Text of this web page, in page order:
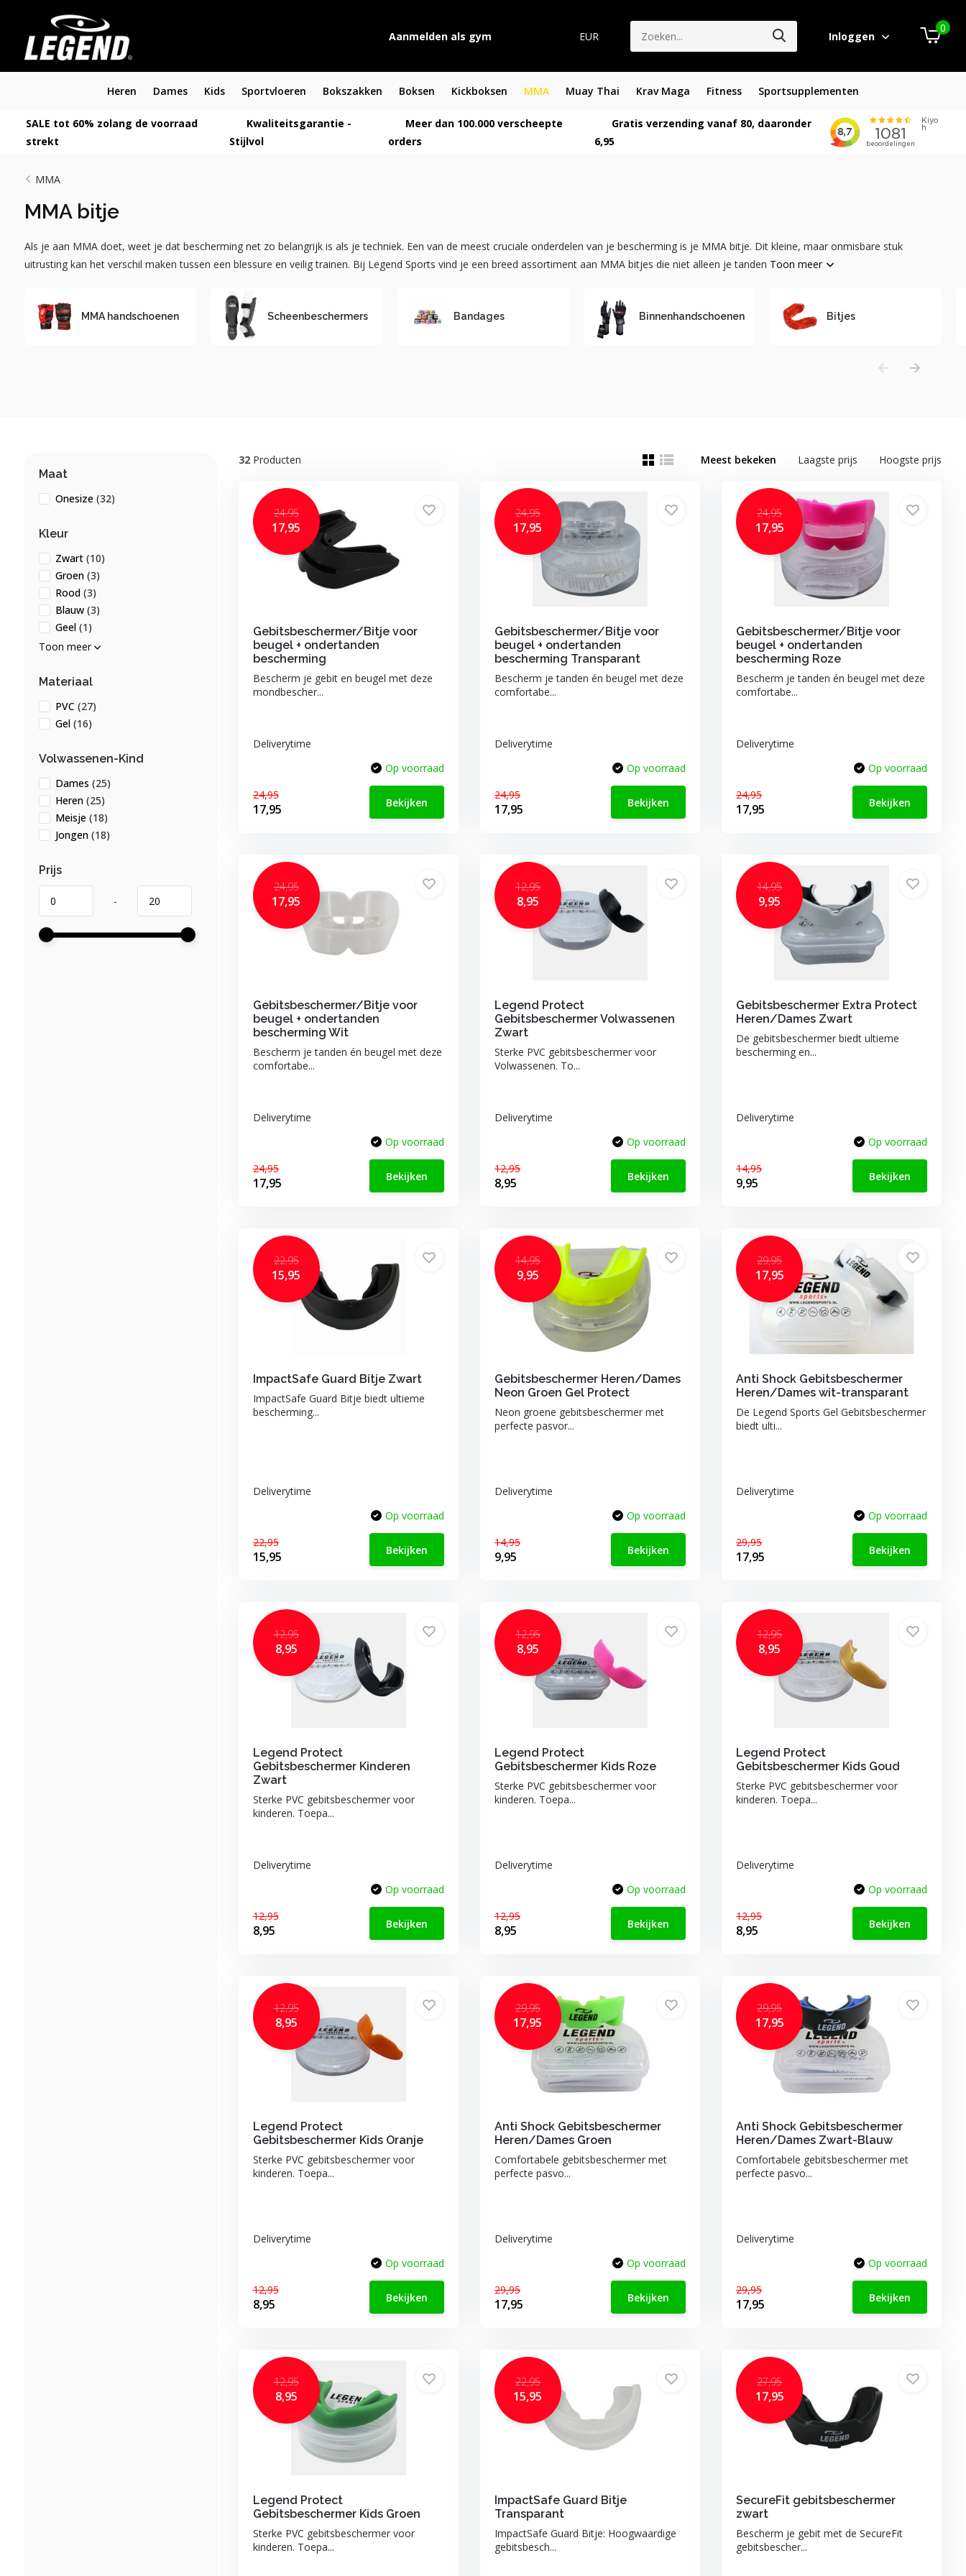
Aanmelden als gym EUR Inloggen
0
Heren Dames Kids Sportvloeren Bokszakken Boksen Kickboksen MMA Muay Thai Krav Maga Fitness Sportsupplementen
SALE tot 60% zolang de voorraad
strekt
Kwaliteitsgarantie -
Stijlvol
Meer dan 100.000 verscheepte
orders
Gratis verzending vanaf 80, daaronder
6,95
MMA
MMA bitje
Als je aan MMA doet, weet je dat bescherming net zo belangrijk is als je techniek. Een van de meest cruciale onderdelen van je bescherming is je MMA bitje. Dit kleine, maar onmisbare stuk
uitrusting kan het verschil maken tussen een blessure en veilig trainen. Bij Legend Sports vind je een breed assortiment aan MMA bitjes die niet alleen je tanden Toon meer
MMA handschoenen Scheenbeschermers Bandages Binnenhandschoenen Bitjes
Maat
Onesize (32)
Kleur
Zwart (10)
Groen (3)
Rood (3)
Blauw (3)
Geel (1)
Toon meer
Materiaal
PVC (27)
Gel (16)
Volwassenen-Kind
Dames (25)
Heren (25)
Meisje (18)
Jongen (18)
Prijs
-
32Producten Meest bekeken Laagste prijs Hoogste prijs
24,95
17,95
Gebitsbeschermer/Bitje voor
beugel + ondertanden
bescherming
Bescherm je gebit en beugel met deze
mondbescher...
Deliverytime
Op voorraad
24,95
17,95 Bekijken
24,95
17,95
Gebitsbeschermer/Bitje voor
beugel + ondertanden
bescherming Transparant
Bescherm je tanden én beugel met deze
comfortabe...
Deliverytime
Op voorraad
24,95
17,95 Bekijken
24,95
17,95
Gebitsbeschermer/Bitje voor
beugel + ondertanden
bescherming Roze
Bescherm je tanden én beugel met deze
comfortabe...
Deliverytime
Op voorraad
24,95
17,95 Bekijken
24,95
17,95
Gebitsbeschermer/Bitje voor
beugel + ondertanden
bescherming Wit
Bescherm je tanden én beugel met deze
comfortabe...
Deliverytime
Op voorraad
24,95
17,95 Bekijken
12,95
8,95
Legend Protect
Gebitsbeschermer Volwassenen
Zwart
Sterke PVC gebitsbeschermer voor
Volwassenen. To...
Deliverytime
Op voorraad
12,95
8,95 Bekijken
14,95
9,95
Gebitsbeschermer Extra Protect
Heren/Dames Zwart
De gebitsbeschermer biedt ultieme
bescherming en...
Deliverytime
Op voorraad
14,95
9,95 Bekijken
22,95
15,95
ImpactSafe Guard Bitje Zwart
ImpactSafe Guard Bitje biedt ultieme
bescherming...
Deliverytime
Op voorraad
22,95
15,95 Bekijken
14,95
9,95
Gebitsbeschermer Heren/Dames
Neon Groen Gel Protect
Neon groene gebitsbeschermer met
perfecte pasvor...
Deliverytime
Op voorraad
14,95
9,95 Bekijken
29,95
17,95
Anti Shock Gebitsbeschermer
Heren/Dames wit-transparant
De Legend Sports Gel Gebitsbeschermer
biedt ulti...
Deliverytime
Op voorraad
29,95
17,95 Bekijken
12,95
8,95
Legend Protect
Gebitsbeschermer Kinderen
Zwart
Sterke PVC gebitsbeschermer voor
kinderen. Toepa...
Deliverytime
Op voorraad
12,95
8,95 Bekijken
12,95
8,95
Legend Protect
Gebitsbeschermer Kids Roze
Sterke PVC gebitsbeschermer voor
kinderen. Toepa...
Deliverytime
Op voorraad
12,95
8,95 Bekijken
12,95
8,95
Legend Protect
Gebitsbeschermer Kids Goud
Sterke PVC gebitsbeschermer voor
kinderen. Toepa...
Deliverytime
Op voorraad
12,95
8,95 Bekijken
12,95
8,95
Legend Protect
Gebitsbeschermer Kids Oranje
Sterke PVC gebitsbeschermer voor
kinderen. Toepa...
Deliverytime
Op voorraad
12,95
8,95 Bekijken
29,95
17,95
Anti Shock Gebitsbeschermer
Heren/Dames Groen
Comfortabele gebitsbeschermer met
perfecte pasvo...
Deliverytime
Op voorraad
29,95
17,95 Bekijken
29,95
17,95
Anti Shock Gebitsbeschermer
Heren/Dames Zwart-Blauw
Comfortabele gebitsbeschermer met
perfecte pasvo...
Deliverytime
Op voorraad
29,95
17,95 Bekijken
12,95
8,95
Legend Protect
Gebitsbeschermer Kids Groen
Sterke PVC gebitsbeschermer voor
kinderen. Toepa...
22,95
15,95
ImpactSafe Guard Bitje
Transparant
ImpactSafe Guard Bitje: Hoogwaardige
gebitsbesch...
27,95
17,95
SecureFit gebitsbeschermer
zwart
Bescherm je gebit met de SecureFit
gebitsbescher...